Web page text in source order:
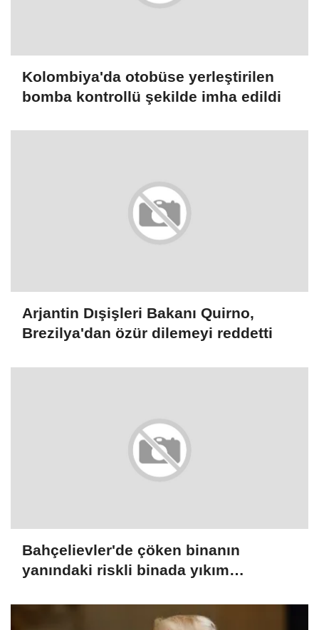
Kolombiya'da otobüse yerleştirilen
bomba kontrollü şekilde imha edildi
Arjantin Dışişleri Bakanı Quirno,
Brezilya'dan özür dilemeyi reddetti
Bahçelievler'de çöken binanın
yanındaki riskli binada yıkım